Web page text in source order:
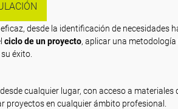
desde la identificación de necesidades
ciclo de un proyecto, aplicar una
éxito.
cualquier lugar, con acceso a materiales
en cualquier ámbito profesional.